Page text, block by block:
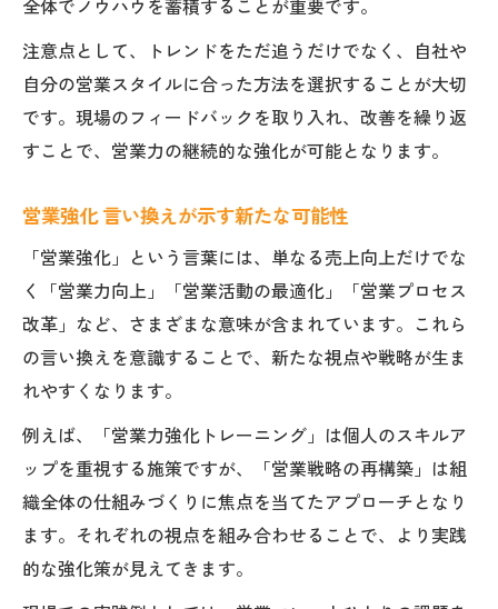
全体でノウハウを蓄積することが重要です。
注意点として、トレンドをただ追うだけでなく、自社や
自分の営業スタイルに合った方法を選択することが大切
です。現場のフィードバックを取り入れ、改善を繰り返
すことで、営業力の継続的な強化が可能となります。
営業強化 言い換えが示す新たな可能性
「営業強化」という言葉には、単なる売上向上だけでな
く「営業力向上」「営業活動の最適化」「営業プロセス
改革」など、さまざまな意味が含まれています。これら
の言い換えを意識することで、新たな視点や戦略が生ま
れやすくなります。
例えば、「営業力強化トレーニング」は個人のスキルア
ップを重視する施策ですが、「営業戦略の再構築」は組
織全体の仕組みづくりに焦点を当てたアプローチとなり
ます。それぞれの視点を組み合わせることで、より実践
的な強化策が見えてきます。